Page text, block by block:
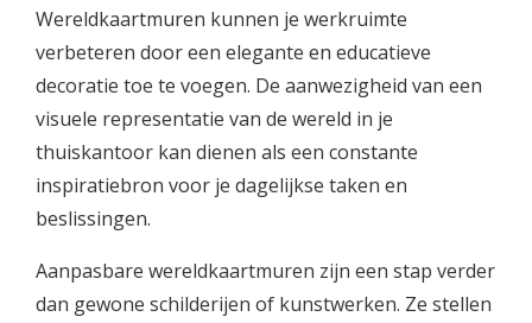
Wereldkaartmuren kunnen je werkruimte
verbeteren door een elegante en educatieve
decoratie toe te voegen. De aanwezigheid van een
visuele representatie van de wereld in je
thuiskantoor kan dienen als een constante
inspiratiebron voor je dagelijkse taken en
beslissingen.
Aanpasbare wereldkaartmuren zijn een stap verder
dan gewone schilderijen of kunstwerken. Ze stellen